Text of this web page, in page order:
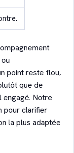
point reste flou,
que de
engagé. Notre
pour clarifier
la plus adaptée